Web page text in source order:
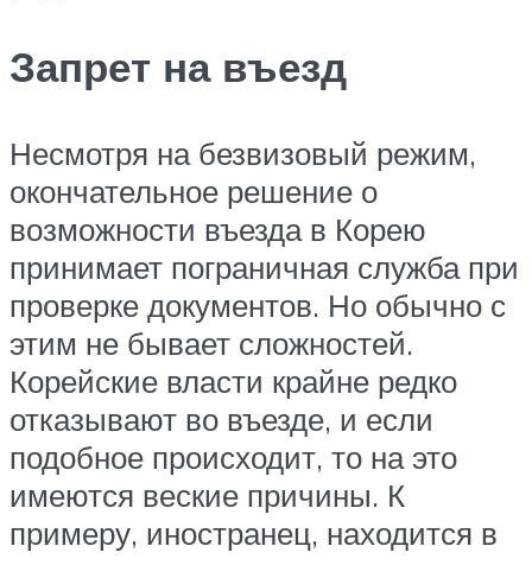
Запрет на въезд
Несмотря на безвизовый режим,
окончательное решение о
возможности въезда в Корею
принимает пограничная служба при
проверке документов. Но обычно с
этим не бывает сложностей.
Корейские власти крайне редко
отказывают во въезде, и если
подобное происходит, то на это
имеются веские причины. К
примеру, иностранец, находится в